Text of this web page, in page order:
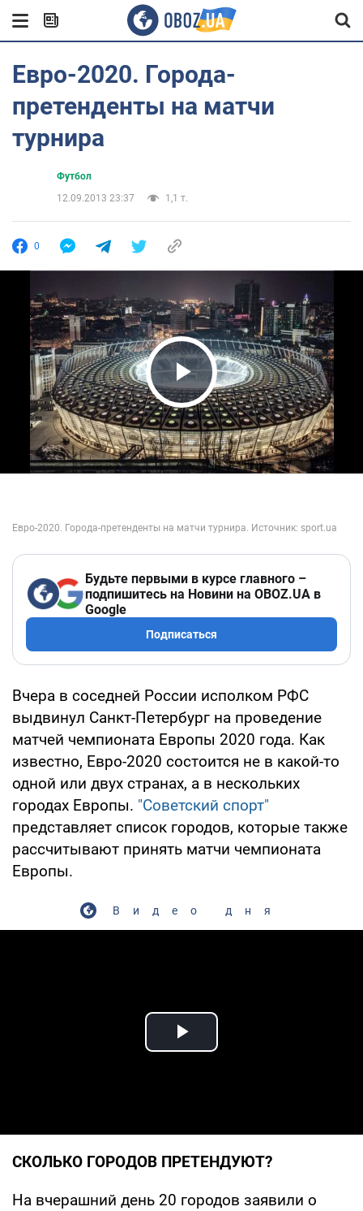
Евро-2020. Города-
претенденты на матчи
турнира
Футбол
12.09.2013 23:37
1,1 т.
0
Play Video
Будьте первыми в курсе главного –
подпишитесь на Новини на OBOZ.UA в
Google
Подписаться
Вчера в соседней России исполком РФС
выдвинул Санкт-Петербург на проведение
матчей чемпионата Европы 2020 года. Как
известно, Евро-2020 состоится не в какой-то
одной или двух странах, а в нескольких
городах Европы. "Советский спорт"
представляет список городов, которые также
рассчитывают принять матчи чемпионата
Европы.
Видео дня
Play Video
СКОЛЬКО ГОРОДОВ ПРЕТЕНДУЮТ?
На вчерашний день 20 городов заявили о